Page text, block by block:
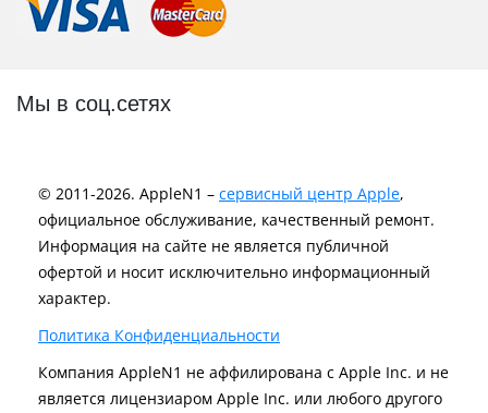
Мы в соц.сетях
© 2011-2026. AppleN1 – сервисный центр Apple,
официальное обслуживание, качественный ремонт.
Информация на сайте не является публичной
офертой и носит исключительно информационный
характер.
Политика Конфиденциальности
Компания AppleN1 не аффилирована c Apple Inc. и не
является лицензиаром Apple Inc. или любого другого